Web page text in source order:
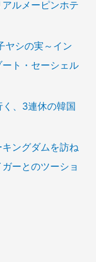
ルメーピンホテ
ヤシの実～イン
ト・セーシェル
、3連休の韓国
ングダムを訪ね
ーとのツーショ